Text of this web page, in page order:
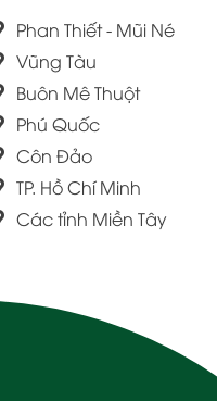
Phan Thiết - Mũi Né
Vũng Tàu
Buôn Mê Thuột
Phú Quốc
Côn Đảo
TP. Hồ Chí Minh
Các tỉnh Miền Tây